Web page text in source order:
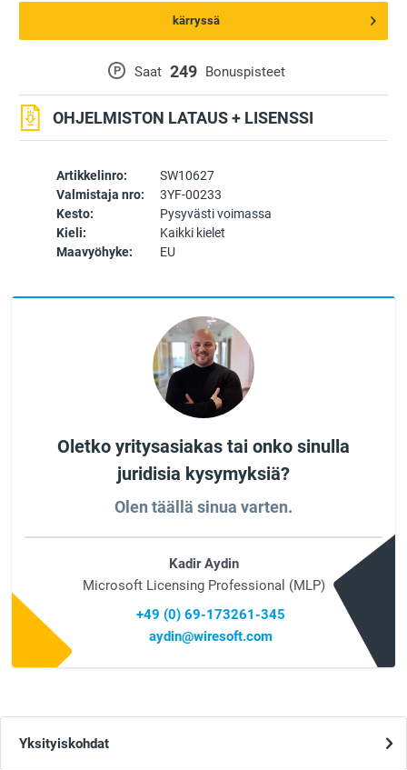
Artikkelinro:
SW10627
Valmistaja nro:
3YF-00233
Kesto:
Pysyvästi voimassa
Kieli:
Kaikki kielet
Maavyöhyke:
EU
P Saat 249 Bonuspisteet
OHJELMISTON LATAUS + LISENSSI
kärryssä
Oletko yritysasiakas tai onko sinulla
juridisia kysymyksiä?
Olen täällä sinua varten.
Kadir Aydin
Microsoft Licensing Professional (MLP)
+49 (0) 69-173261-345
aydin@wiresoft.com
Yksityiskohdat